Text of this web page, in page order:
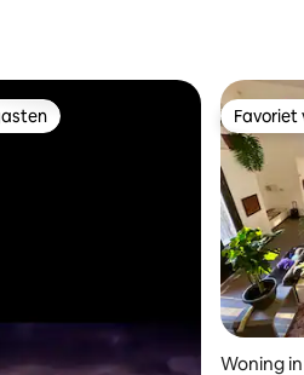
Favoriet
Favoriet
Woning